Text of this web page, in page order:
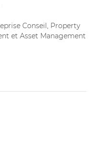
Conseil, Property
et Asset Management